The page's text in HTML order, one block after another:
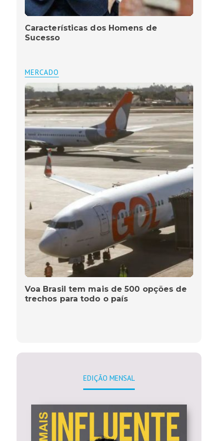
Características dos Homens de
Sucesso
MERCADO
Voa Brasil tem mais de 500 opções de
trechos para todo o país
EDIÇÃO MENSAL